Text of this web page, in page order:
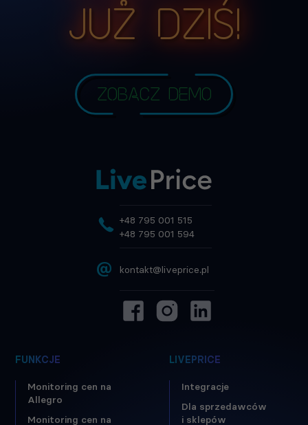
już dziś!
Zobacz demo
FUNKCJE
Monitoring cen na
Allegro
Monitoring cen na
LIVEPRICE
Integracje
Dla sprzedawców
i sklepów
+48 795 001 515
+48 795 001 594
@ kontakt@liveprice.pl